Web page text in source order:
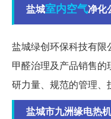
盐城室内空气净化
盐城绿创环保科技有
甲醛治理及产品销售
研力量、规范的管理、
盐城市九洲缘电热